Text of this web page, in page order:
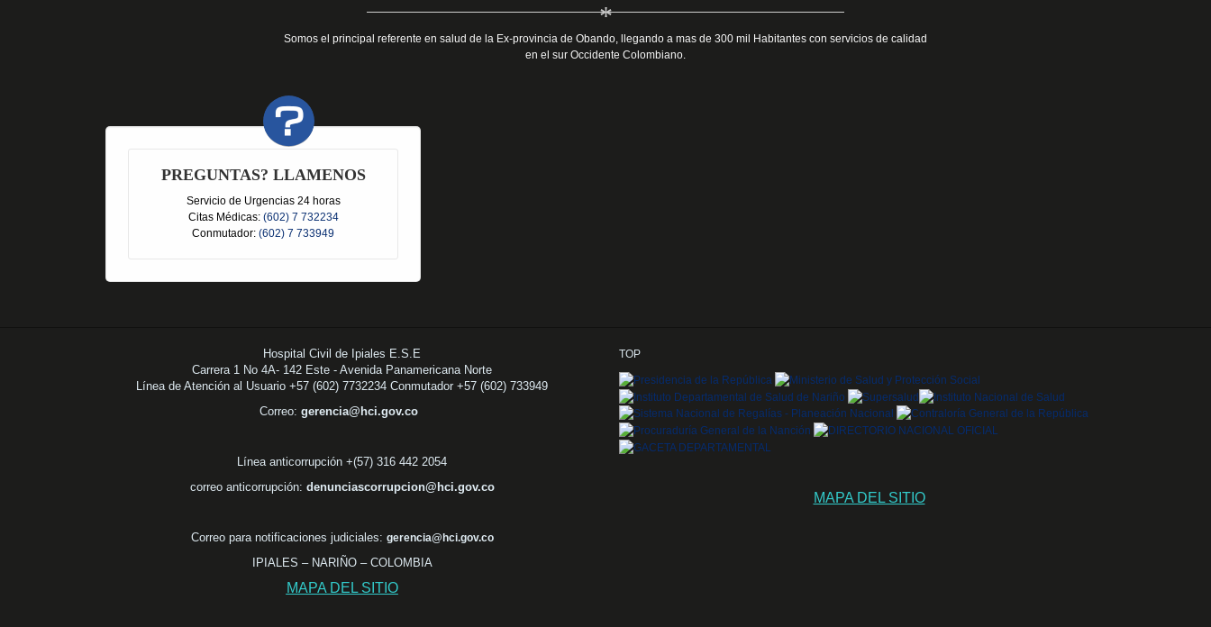
*
Somos el principal referente en salud de la Ex-provincia de Obando, llegando a mas de 300 mil Habitantes con servicios de calidad
en el sur Occidente Colombiano.
PREGUNTAS? LLAMENOS
Servicio de Urgencias 24 horas
Citas Médicas: (602) 7 732234
Conmutador: (602) 7 733949
Hospital Civil de Ipiales E.S.E
Carrera 1 No 4A- 142 Este - Avenida Panamericana Norte
Línea de Atención al Usuario +57 (602) 7732234 Conmutador +57 (602) 733949
Correo: gerencia@hci.gov.co
Línea anticorrupción +(57) 316 442 2054
correo anticorrupción: denunciascorrupcion@hci.gov.co
Correo para notificaciones judiciales: gerencia@hci.gov.co
IPIALES – NARIÑO – COLOMBIA
MAPA DEL SITIO
TOP
MAPA DEL SITIO